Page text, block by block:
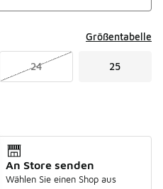
Größentabelle
24 25
An Store senden
Wählen Sie einen Shop aus